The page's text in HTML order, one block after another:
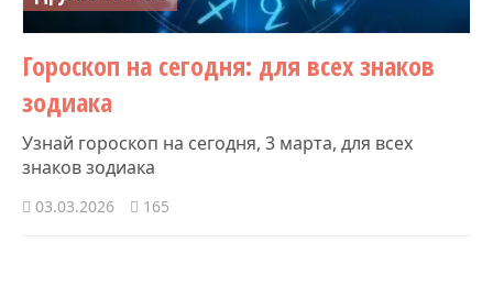
Гороскоп на сегодня: для всех знаков
зодиака
Узнай гороскоп на сегодня, 3 марта, для всех
знаков зодиака
03.03.2026 165